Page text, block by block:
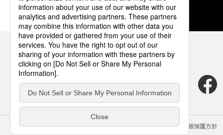
サイトのご利用にあたって クッキーポリシー 個人情報保護方針